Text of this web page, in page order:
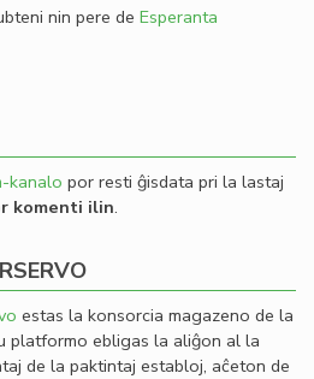
nin pere de Esperanta
kanalo por resti ĝisdata pri la lastaj
komenti ilin.
estas la konsorcia magazeno de la
platformo ebligas la aliĝon al la
de la paktintaj establoj, aĉeton de